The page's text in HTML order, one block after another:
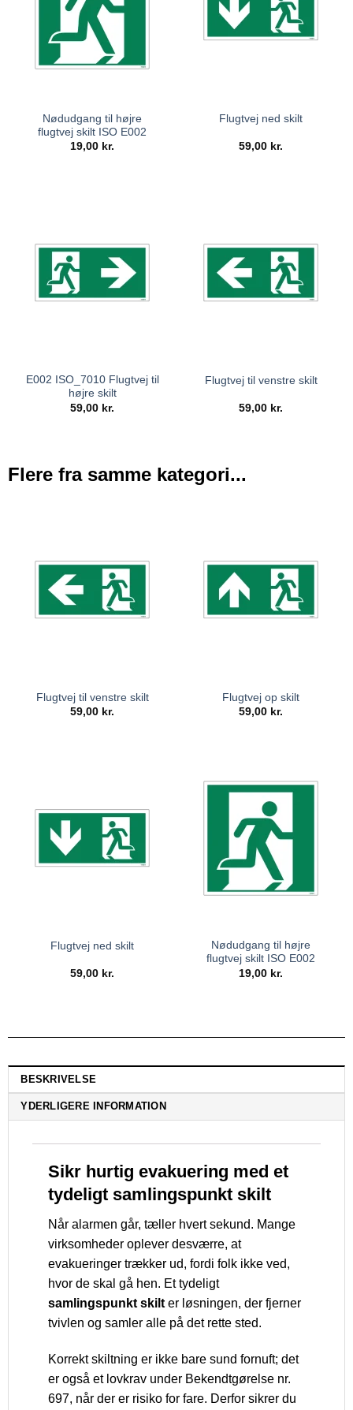
Nødudgang til højre
flugtvej skilt ISO E002
19,00 kr.
Flugtvej ned skilt
59,00 kr.
E002 ISO_7010 Flugtvej til
højre skilt
59,00 kr.
Flugtvej til venstre skilt
59,00 kr.
Flere fra samme kategori...
Flugtvej til venstre skilt
59,00 kr.
Flugtvej op skilt
59,00 kr.
Flugtvej ned skilt
59,00 kr.
Nødudgang til højre
flugtvej skilt ISO E002
19,00 kr.
BESKRIVELSE
YDERLIGERE INFORMATION
Sikr hurtig evakuering med et
tydeligt samlingspunkt skilt
Når alarmen går, tæller hvert sekund. Mange
virksomheder oplever desværre, at
evakueringer trækker ud, fordi folk ikke ved,
hvor de skal gå hen. Et tydeligt
samlingspunkt skilt er løsningen, der fjerner
tvivlen og samler alle på det rette sted.
Korrekt skiltning er ikke bare sund fornuft; det
er også et lovkrav under Bekendtgørelse nr.
697, når der er risiko for fare. Derfor sikrer du